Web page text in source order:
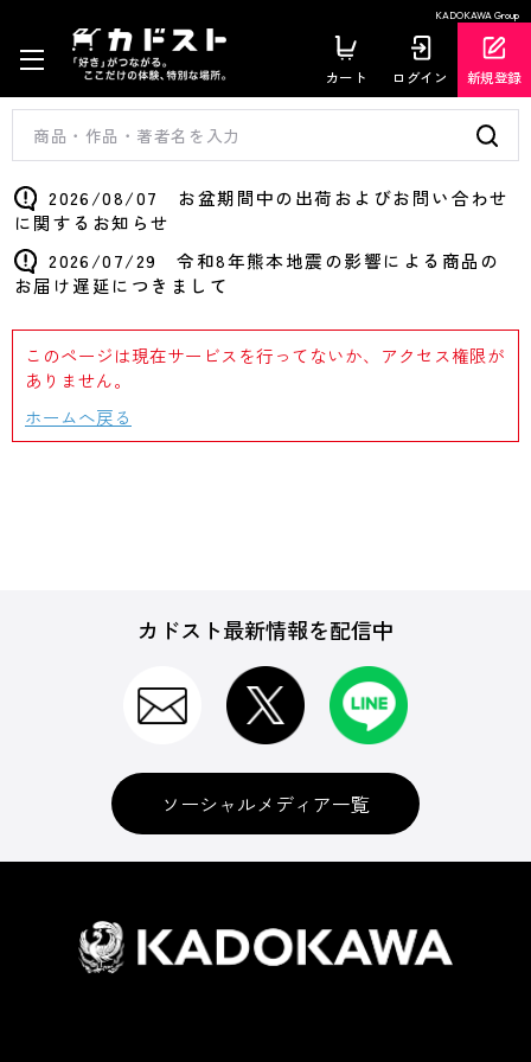
KADOKAWA Group
カート ログイン 新規登録
2026/08/07 お盆期間中の出荷およびお問い合わせ
に関するお知らせ
2026/07/29 令和8年熊本地震の影響による商品の
お届け遅延につきまして
このページは現在サービスを行ってないか、アクセス権限が
ありません。
ホームへ戻る
カドスト最新情報を配信中
ソーシャルメディア一覧